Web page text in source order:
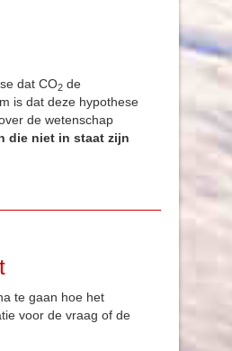
dat CO2de
is dat deze hypothese
de wetenschap
die niet in staat zijn
te gaan hoe het
voor de vraag of de